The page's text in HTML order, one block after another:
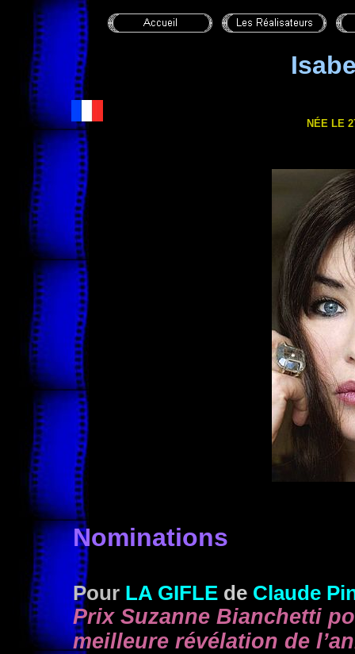
NÉE LE
Nominations
Pour LA GIFLE de Claude
Prix Suzanne Bianchetti
meilleure révélation de